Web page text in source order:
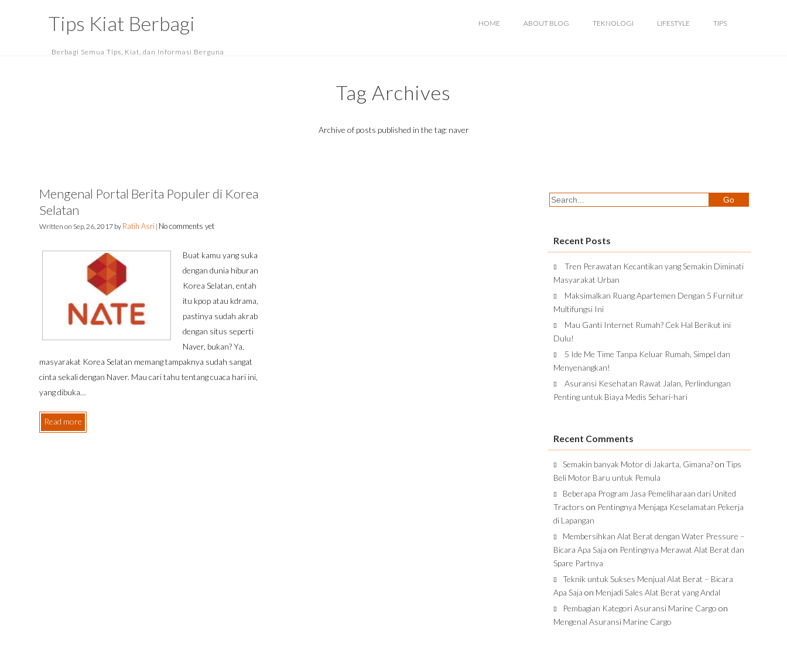
Tips Kiat Berbagi
Berbagi Semua Tips, Kiat, dan Informasi Berguna
HOME ABOUT BLOG TEKNOLOGI LIFESTYLE TIPS
Tag Archives
Archive of posts published in the tag: naver
Mengenal Portal Berita Populer di Korea
Selatan
Written on Sep, 26, 2017 by Ratih Asri | No comments yet
Buat kamu yang suka
dengan dunia hiburan
Korea Selatan, entah
itu kpop atau kdrama,
pastinya sudah akrab
dengan situs seperti
Naver, bukan? Ya,
masyarakat Korea Selatan memang tampaknya sudah sangat
cinta sekali dengan Naver. Mau cari tahu tentang cuaca hari ini,
yang dibuka…
Read more
Recent Posts
Tren Perawatan Kecantikan yang Semakin Diminati
Masyarakat Urban
Maksimalkan Ruang Apartemen Dengan 5 Furnitur
Multifungsi Ini
Mau Ganti Internet Rumah? Cek Hal Berikut ini
Dulu!
5 Ide Me Time Tanpa Keluar Rumah, Simpel dan
Menyenangkan!
Asuransi Kesehatan Rawat Jalan, Perlindungan
Penting untuk Biaya Medis Sehari-hari
Recent Comments
Semakin banyak Motor di Jakarta, Gimana?on Tips
Beli Motor Baru untuk Pemula
Beberapa Program Jasa Pemeliharaan dari United
Tractors on Pentingnya Menjaga Keselamatan Pekerja
di Lapangan
Membersihkan Alat Berat dengan Water Pressure –
Bicara Apa Saja on Pentingnya Merawat Alat Berat dan
Spare Partnya
Teknik untuk Sukses Menjual Alat Berat – Bicara
Apa Saja on Menjadi Sales Alat Berat yang Andal
Pembagian Kategori Asuransi Marine Cargo on
Mengenal Asuransi Marine Cargo